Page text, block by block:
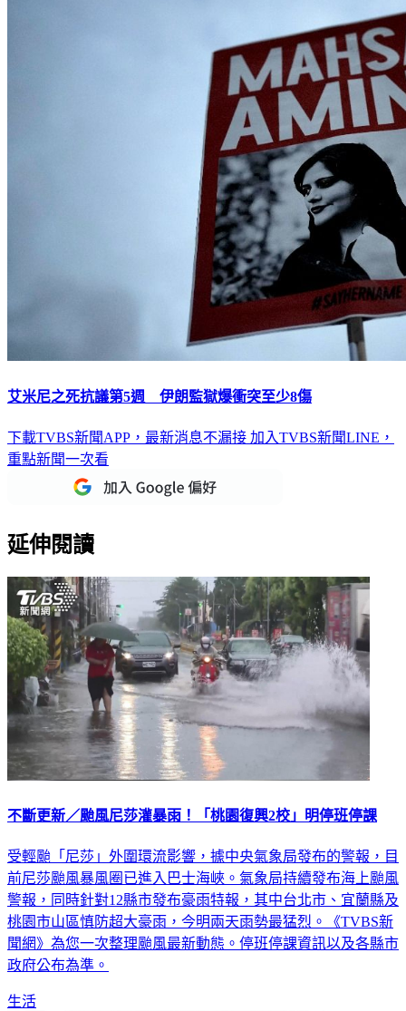
艾米尼之死抗議第5週 伊朗監獄爆衝突至少8傷
下載TVBS新聞APP，最新消息不漏接 加入TVBS新聞LINE，
重點新聞一次看
延伸閱讀
不斷更新／颱風尼莎灌暴雨！「桃園復興2校」明停班停課
受輕颱「尼莎」外圍環流影響，據中央氣象局發布的警報，目
前尼莎颱風暴風圈已進入巴士海峽。氣象局持續發布海上颱風
警報，同時針對12縣市發布豪雨特報，其中台北市、宜蘭縣及
桃園市山區慎防超大豪雨，今明兩天雨勢最猛烈。《TVBS新
聞網》為您一次整理颱風最新動態。停班停課資訊以及各縣市
政府公布為準。
生活